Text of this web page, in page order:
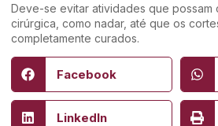
Deve-se evitar atividades que possam
cirúrgica, como nadar, até que os
completamente curados.
Facebook
LinkedIn